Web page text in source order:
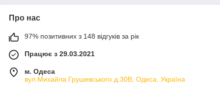
Про нас
97% позитивних з 148 відгуків за рік
Працює з 29.03.2021
м. Одеса
вул.Михайла Грушевського д.30В, Одеса, Україна